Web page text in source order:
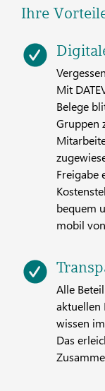
Ihre
Mit
Belege
Gruppen
Freigabe
bequem
mobil
Alle
aktuellen
wissen
Das